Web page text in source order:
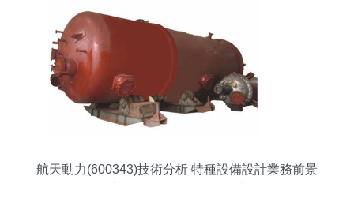
航天動力(600343)技術分析 特種設備設計業務前景